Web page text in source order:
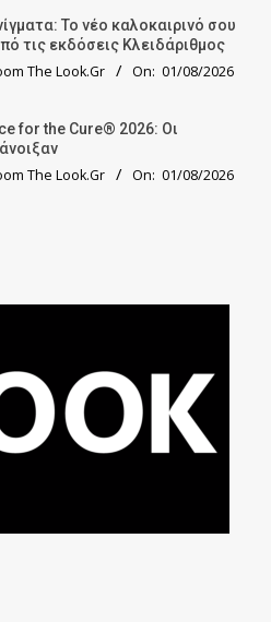
Το νέο καλοκαιρινό σου
τις εκδόσεις Κλειδάριθμος
The Look.Gr On: 01/08/2026
for the Cure® 2026: Οι
The Look.Gr On: 01/08/2026